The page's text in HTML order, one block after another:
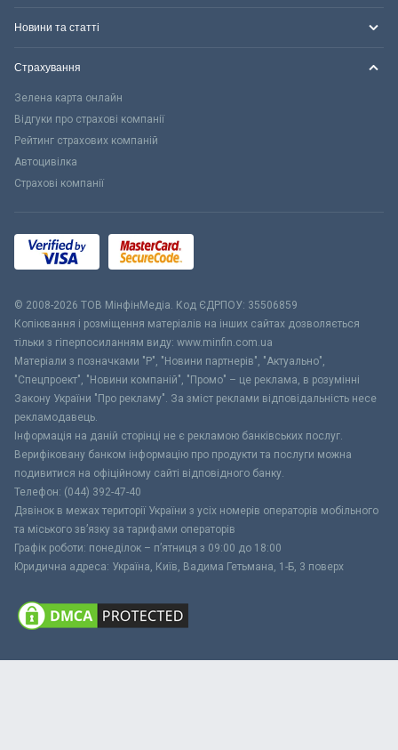
Новини та статті
Страхування
Зелена карта онлайн
Відгуки про страхові компанії
Рейтинг страхових компаній
Автоцивілка
Страхові компанії
© 2008-2026 ТОВ МiнфiнМедiа. Код ЄДРПОУ: 35506859
Копіювання і розміщення матеріалів на інших сайтах дозволяється
тільки з гіперпосиланням виду: www.minfin.com.ua
Матеріали з позначками "Р", "Новини партнерів", "Актуально",
"Спецпроект", "Новини компаній", "Промо" – це реклама, в розумінні
Закону України "Про рекламу". За зміст реклами відповідальність несе
рекламодавець.
Інформація на даній сторінці не є рекламою банківських послуг.
Верифіковану банком інформацію про продукти та послуги можна
подивитися на офіційному сайті відповідного банку.
Телефон: (044) 392-47-40
Дзвінок в межах території України з усіх номерів операторів мобільного
та міського зв’язку за тарифами операторів
Графік роботи: понеділок – п’ятниця з 09:00 до 18:00
Юридична адреса: Україна, Київ, Вадима Гетьмана, 1-Б, 3 поверх